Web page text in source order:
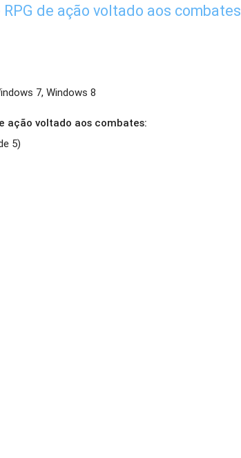
de ação voltado aos combates
7, Windows 8
ação voltado aos combates:
5)